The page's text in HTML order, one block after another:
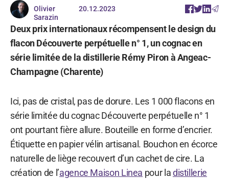
Olivier
Sarazin
20.12.2023
Deux prix internationaux récompensent le design du
flacon Découverte perpétuelle n° 1, un cognac en
série limitée de la distillerie Rémy Piron à Angeac-
Champagne (Charente)
Ici, pas de cristal, pas de dorure. Les 1 000 flacons en
série limitée du cognac Découverte perpétuelle n° 1
ont pourtant fière allure. Bouteille en forme d’encrier.
Étiquette en papier vélin artisanal. Bouchon en écorce
naturelle de liège recouvert d’un cachet de cire. La
création de l’agence Maison Linea pour ladistillerie